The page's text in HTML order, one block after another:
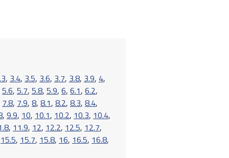
, 3.4, 3.5, 3.6, 3.7, 3.8, 3.9, 4,
5.6, 5.7, 5.8, 5.9, 6, 6.1, 6.2,
7.8, 7.9, 8, 8.1, 8.2, 8.3, 8.4,
, 9.9, 10, 10.1, 10.2, 10.3, 10.4,
, 11.9, 12, 12.2, 12.5, 12.7,
15.5, 15.7, 15.8, 16, 16.5, 16.8,